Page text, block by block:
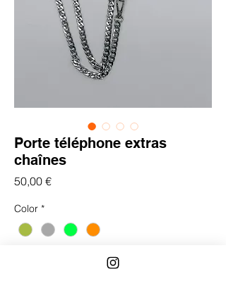
Porte téléphone extras
chaînes
50,00 €Prix
Color *